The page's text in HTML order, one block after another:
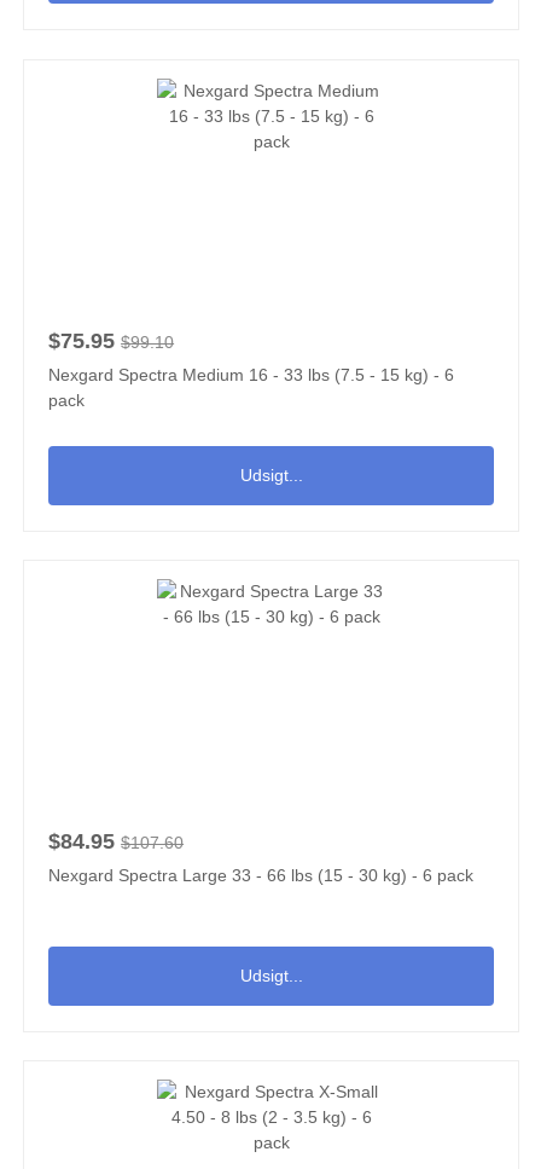
$75.95 $99.10
Nexgard Spectra Medium 16 - 33 lbs (7.5 - 15 kg) - 6
pack
Udsigt...
$84.95 $107.60
Nexgard Spectra Large 33 - 66 lbs (15 - 30 kg) - 6 pack
Udsigt...